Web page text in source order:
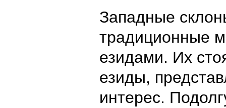
Западные
традиционные
езидами. Их
езиды,
интерес.